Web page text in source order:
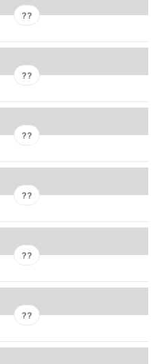
??
??
??
??
??
??